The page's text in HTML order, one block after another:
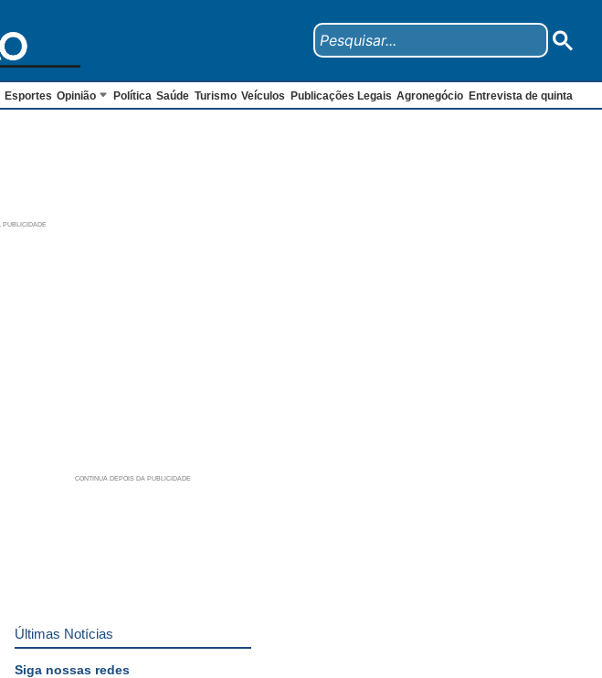
Esportes Opinião Política Saúde Turismo Veículos Publicações Legais Agronegócio Entrevista de quinta
Últimas Notícias
Siga nossas redes